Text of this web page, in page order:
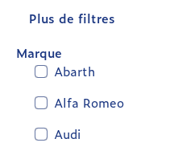
Plus de filtres
Marque
Abarth
Alfa Romeo
Audi